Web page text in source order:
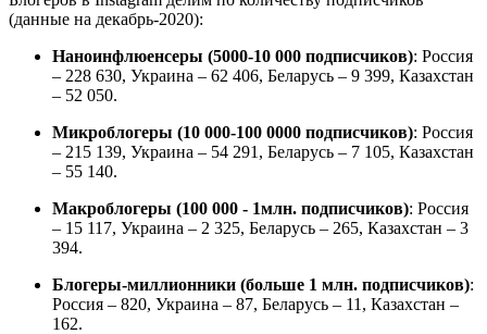
(данные на декабрь-2020):
Наноинфлюенсеры (5000-10 000 подписчиков): Россия
– 228 630, Украина – 62 406, Беларусь – 9 399, Казахстан
– 52 050.
Микроблогеры (10 000-100 0000 подписчиков): Россия
– 215 139, Украина – 54 291, Беларусь – 7 105, Казахстан
– 55 140.
Макроблогеры (100 000 - 1млн. подписчиков): Россия
– 15 117, Украина – 2 325, Беларусь – 265, Казахстан – 3
394.
Блогеры-миллионники (больше 1 млн. подписчиков):
Россия – 820, Украина – 87, Беларусь – 11, Казахстан –
162.